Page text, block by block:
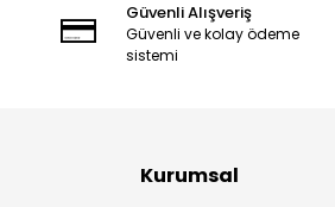
Güvenli Alışveriş
Güvenli ve kolay ödeme
sistemi
Kurumsal